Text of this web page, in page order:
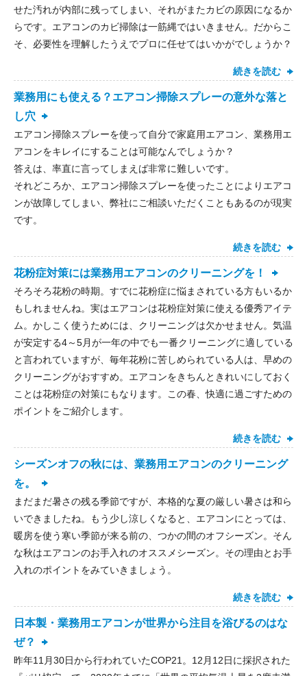
せた汚れが内部に残ってしまい、それがまたカビの原因になるか
らです。エアコンのカビ掃除は一筋縄ではいきません。だからこ
そ、必要性を理解したうえでプロに任せてはいかがでしょうか？
続きを読む
業務用にも使える？エアコン掃除スプレーの意外な落と
し穴
エアコン掃除スプレーを使って自分で家庭用エアコン、業務用エ
アコンをキレイにすることは可能なんでしょうか？
答えは、率直に言ってしまえば非常に難しいです。
それどころか、エアコン掃除スプレーを使ったことによりエアコ
ンが故障してしまい、弊社にご相談いただくこともあるのが現実
です。
続きを読む
花粉症対策には業務用エアコンのクリーニングを！
そろそろ花粉の時期。すでに花粉症に悩まされている方もいるか
もしれませんね。実はエアコンは花粉症対策に使える優秀アイテ
ム。かしこく使うためには、クリーニングは欠かせません。気温
が安定する4～5月が一年の中でも一番クリーニングに適している
と言われていますが、毎年花粉に苦しめられている人は、早めの
クリーニングがおすすめ。エアコンをきちんときれいにしておく
ことは花粉症の対策にもなります。この春、快適に過ごすための
ポイントをご紹介します。
続きを読む
シーズンオフの秋には、業務用エアコンのクリーニング
を。
まだまだ暑さの残る季節ですが、本格的な夏の厳しい暑さは和ら
いできましたね。もう少し涼しくなると、エアコンにとっては、
暖房を使う寒い季節が来る前の、つかの間のオフシーズン。そん
な秋はエアコンのお手入れのオススメシーズン。その理由とお手
入れのポイントをみていきましょう。
続きを読む
日本製・業務用エアコンが世界から注目を浴びるのはな
ぜ？
昨年11月30日から行われていたCOP21。12月12日に採択された